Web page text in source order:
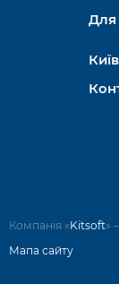
Для
Компанія «Kitsoft»
Мапа сайту